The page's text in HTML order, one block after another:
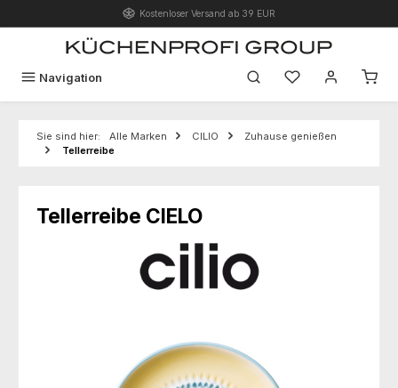
Zum Hauptinhalt springenKostenloser Versand ab 39 EUR
Navigation Du hast 0
Sie sind hier: Alle Marken CILIO
Zuhause genießen
Tellerreibe
Tellerreibe CIELO
Bildergalerie überspringen